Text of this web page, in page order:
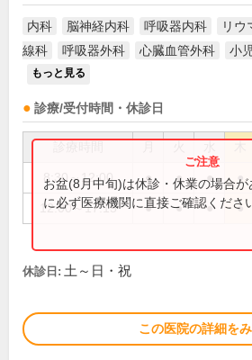
内科 脳神経内科 呼吸器内科 リウ
線科
呼吸器外科 心臓血管外科 小
もっと見る
診療/受付時間・休診日
8:30～12:00 ● ● ● ●
12:00～17:15 ● ● ● ●
お盆(8月中旬)は休診・休業の場合
に必ず医療機関に直接ご確認くださ
休診日: 土～日・祝
この医院の詳細を